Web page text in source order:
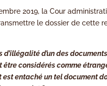
2019, la Cour
le dossier de cette
d’illégalité d’un des
être considérés comme
est entaché un tel document